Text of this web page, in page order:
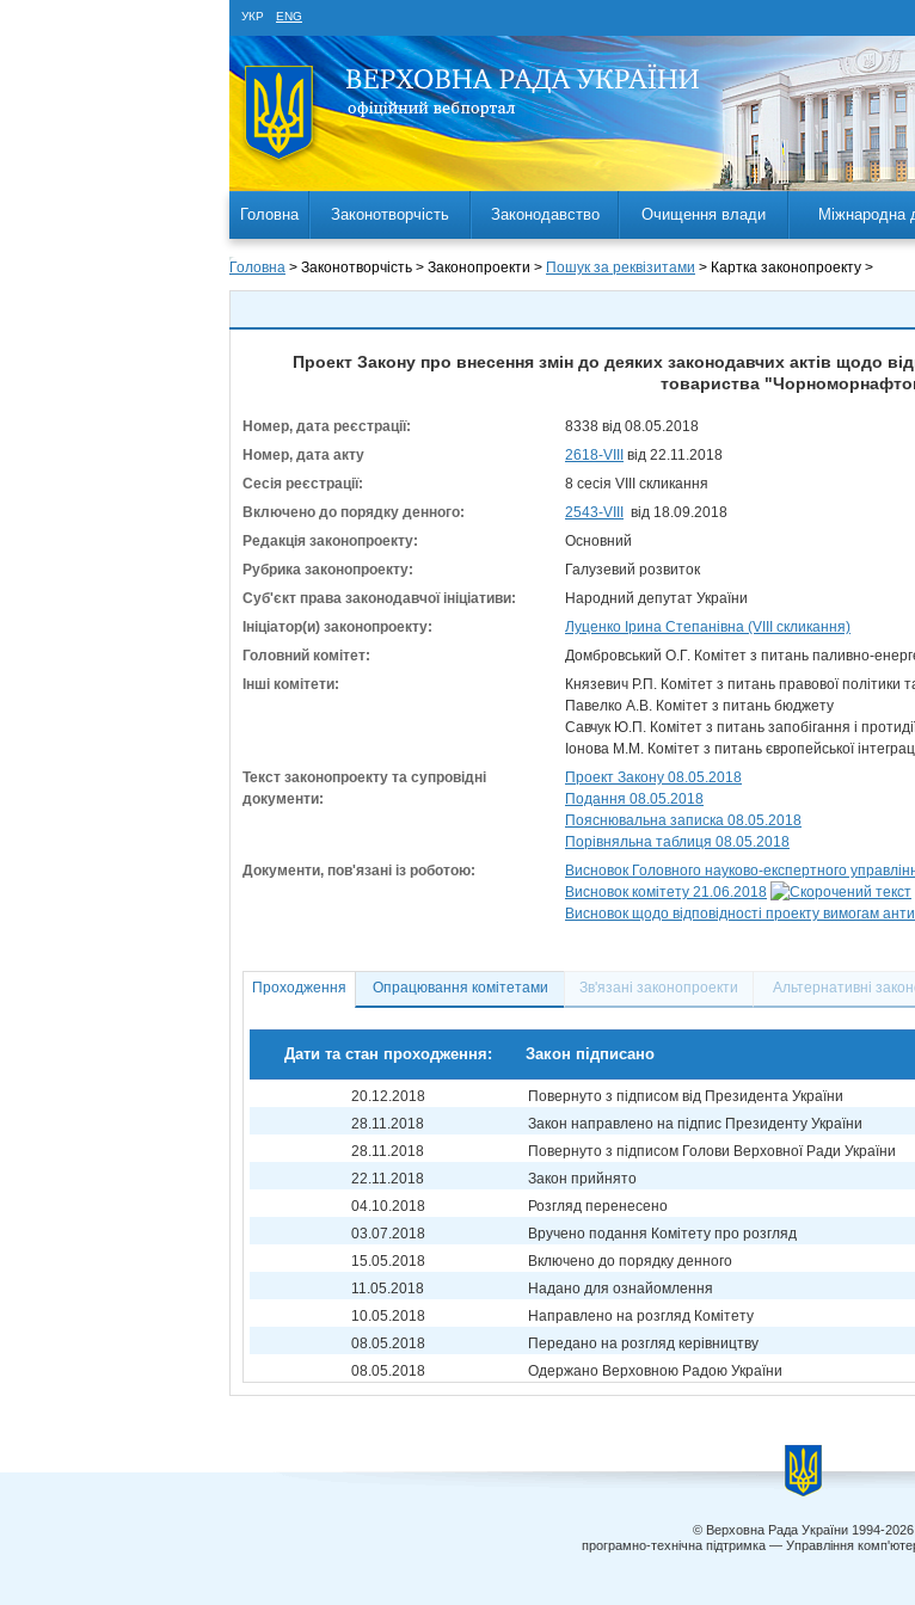
УКР ENG
Головна Законотворчість Законодавство Очищення влади Міжнародна
Головна > Законотворчість > Законопроекти > Пошук за реквізитами > Картка законопроекту >
Проект Закону про внесення змін до деяких законодавчих актів щодо
товариства
Номер, дата реєстрації:
8338 від 08.05.2018
Номер, дата акту
2618-VIII
від 22.11.2018
Сесія реєстрації:
8 сесія VIII скликання
Включено до порядку денного:
2543-VIII
від 18.09.2018
Редакція законопроекту:
Основний
Рубрика законопроекту:
Галузевий розвиток
Суб'єкт права законодавчої ініціативи:
Народний депутат України
Ініціатор(и) законопроекту:
Луценко Ірина Степанівна (VIII скликання)
Головний комітет:
Домбровський О.Г. Комітет з питань паливно-
Інші комітети:
Князевич Р.П. Комітет з питань правової політики
Павелко А.В. Комітет з питань бюджету
Савчук Ю.П. Комітет з питань запобігання і
Іонова М.М. Комітет з питань європейської
Текст законопроекту та супровідні
документи:
Проект Закону 08.05.2018
Подання 08.05.2018
Пояснювальна записка 08.05.2018
Порівняльна таблиця 08.05.2018
Документи, пов'язані із роботою:
Висновок Головного науково-експертного
Висновок комітету 21.06.2018
Висновок щодо відповідності проекту вимогам
Проходження Опрацювання комітетами Зв'язані законопроекти Альтернативні
Дати та стан проходження: Закон підписано
20.12.2018
Повернуто з підписом від Президента України
28.11.2018
Закон направлено на підпис Президенту України
28.11.2018
Повернуто з підписом Голови Верховної Ради України
22.11.2018
Закон прийнято
04.10.2018
Розгляд перенесено
03.07.2018
Вручено подання Комітету про розгляд
15.05.2018
Включено до порядку денного
11.05.2018
Надано для ознайомлення
10.05.2018
Направлено на розгляд Комітету
08.05.2018
Передано на розгляд керівництву
08.05.2018
Одержано Верховною Радою України
© Верховна Рада України 1994-2026
програмно-технічна підтримка — Управління